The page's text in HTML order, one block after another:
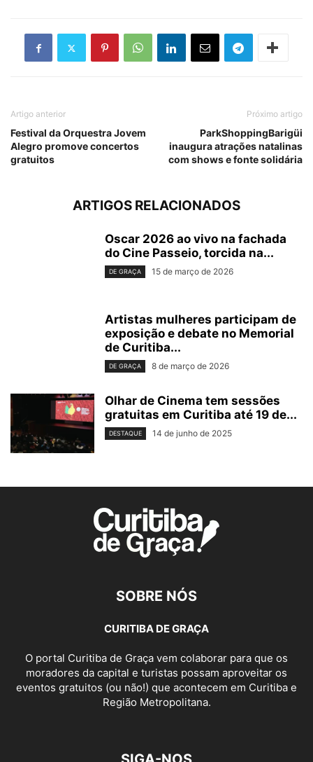
Artigo anterior
Festival da Orquestra Jovem
Alegro promove concertos
gratuitos
Próximo artigo
ParkShoppingBarigüi
inaugura atrações natalinas
com shows e fonte solidária
ARTIGOS RELACIONADOS
Oscar 2026 ao vivo na fachada
do Cine Passeio, torcida na...
DE GRAÇA 15 de março de 2026
Artistas mulheres participam de
exposição e debate no Memorial
de Curitiba...
DE GRAÇA 8 de março de 2026
Olhar de Cinema tem sessões
gratuitas em Curitiba até 19 de...
DESTAQUE 14 de junho de 2025
SOBRE NÓS
CURITIBA DE GRAÇA
O portal Curitiba de Graça vem colaborar para que os
moradores da capital e turistas possam aproveitar os
eventos gratuitos (ou não!) que acontecem em Curitiba e
Região Metropolitana.